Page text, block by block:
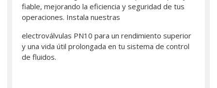
fiable, mejorando la eficiencia y seguridad de tus
operaciones. Instala nuestras
electroválvulas PN10 para un rendimiento superior
y una vida útil prolongada en tu sistema de control
de fluidos.